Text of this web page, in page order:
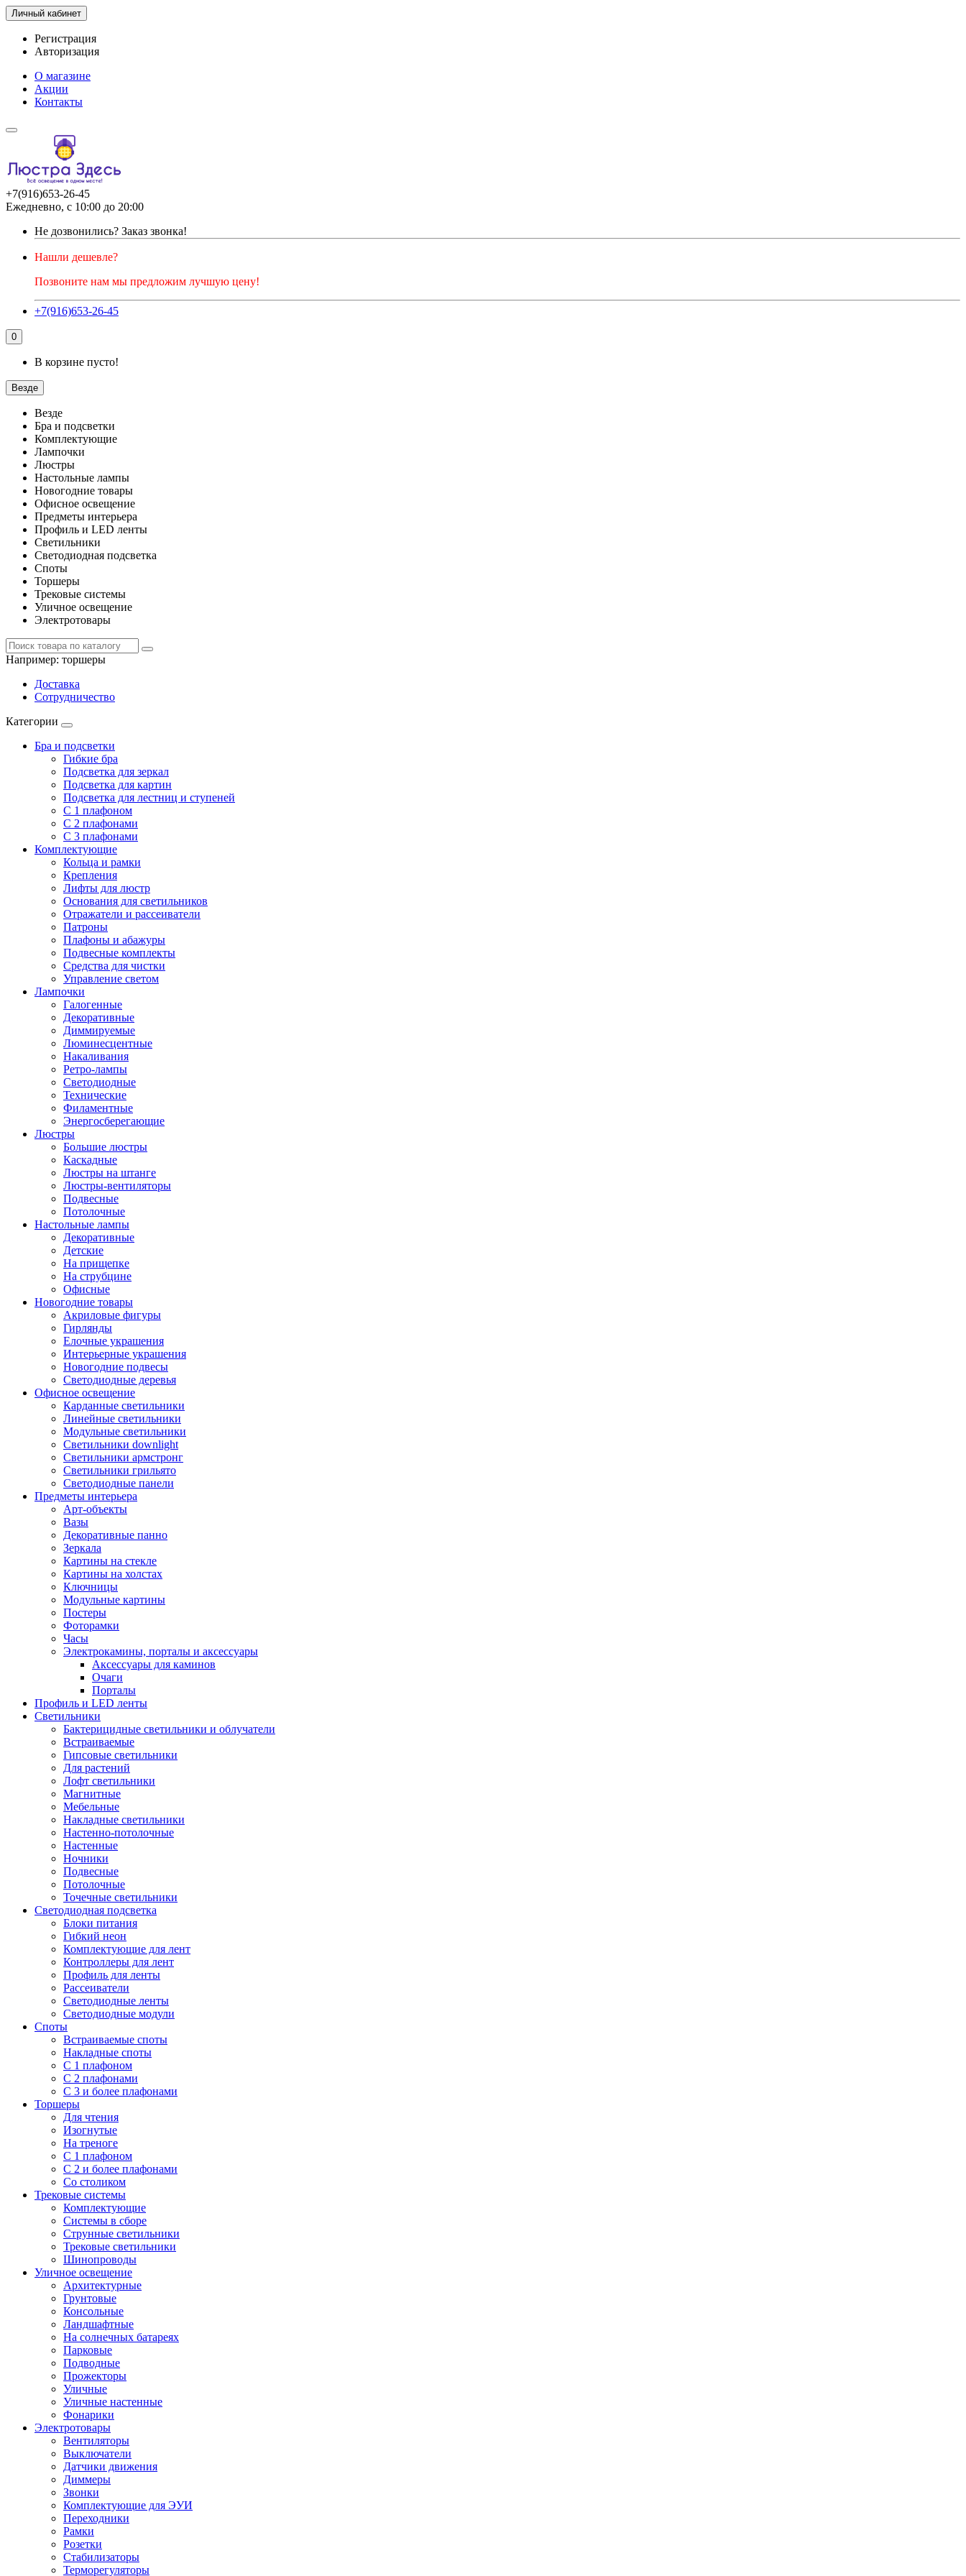
Личный кабинет
Регистрация
Авторизация
О магазине
Акции
Контакты
+7(916)653-26-45
Ежедневно, с 10:00 до 20:00
Не дозвонились? Заказ звонка!
Нашли дешевле?
Позвоните нам мы предложим лучшую цену!
+7(916)653-26-45
0
В корзине пусто!
Везде
Везде
Бра и подсветки
Комплектующие
Лампочки
Люстры
Настольные лампы
Новогодние товары
Офисное освещение
Предметы интерьера
Профиль и LED ленты
Светильники
Светодиодная подсветка
Споты
Торшеры
Трековые системы
Уличное освещение
Электротовары
Например: торшеры
Доставка
Сотрудничество
Категории
Бра и подсветки
Гибкие бра
Подсветка для зеркал
Подсветка для картин
Подсветка для лестниц и ступеней
С 1 плафоном
С 2 плафонами
С 3 плафонами
Комплектующие
Кольца и рамки
Крепления
Лифты для люстр
Основания для светильников
Отражатели и рассеиватели
Патроны
Плафоны и абажуры
Подвесные комплекты
Средства для чистки
Управление светом
Лампочки
Галогенные
Декоративные
Диммируемые
Люминесцентные
Накаливания
Ретро-лампы
Светодиодные
Технические
Филаментные
Энергосберегающие
Люстры
Большие люстры
Каскадные
Люстры на штанге
Люстры-вентиляторы
Подвесные
Потолочные
Настольные лампы
Декоративные
Детские
На прищепке
На струбцине
Офисные
Новогодние товары
Акриловые фигуры
Гирлянды
Елочные украшения
Интерьерные украшения
Новогодние подвесы
Светодиодные деревья
Офисное освещение
Карданные светильники
Линейные светильники
Модульные светильники
Светильники downlight
Светильники армстронг
Светильники грильято
Светодиодные панели
Предметы интерьера
Арт-объекты
Вазы
Декоративные панно
Зеркала
Картины на стекле
Картины на холстах
Ключницы
Модульные картины
Постеры
Фоторамки
Часы
Электрокамины, порталы и аксессуары
Аксессуары для каминов
Очаги
Порталы
Профиль и LED ленты
Светильники
Бактерицидные светильники и облучатели
Встраиваемые
Гипсовые светильники
Для растений
Лофт светильники
Магнитные
Мебельные
Накладные светильники
Настенно-потолочные
Настенные
Ночники
Подвесные
Потолочные
Точечные светильники
Светодиодная подсветка
Блоки питания
Гибкий неон
Комплектующие для лент
Контроллеры для лент
Профиль для ленты
Рассеиватели
Светодиодные ленты
Светодиодные модули
Споты
Встраиваемые споты
Накладные споты
С 1 плафоном
С 2 плафонами
С 3 и более плафонами
Торшеры
Для чтения
Изогнутые
На треноге
С 1 плафоном
С 2 и более плафонами
Со столиком
Трековые системы
Комплектующие
Системы в сборе
Струнные светильники
Трековые светильники
Шинопроводы
Уличное освещение
Архитектурные
Грунтовые
Консольные
Ландшафтные
На солнечных батареях
Парковые
Подводные
Прожекторы
Уличные
Уличные настенные
Фонарики
Электротовары
Вентиляторы
Выключатели
Датчики движения
Диммеры
Звонки
Комплектующие для ЭУИ
Переходники
Рамки
Розетки
Стабилизаторы
Терморегуляторы